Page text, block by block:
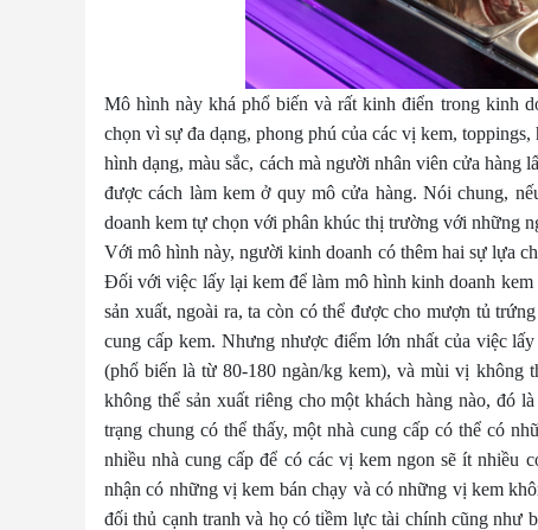
Mô hình này khá phổ biến và rất kinh điển trong kinh
chọn vì sự đa dạng, phong phú của các vị kem,
hình dạng, màu sắc, cách mà người nhân viên cửa
được cách làm kem ở quy mô cửa hàng. Nói chung,
doanh kem tự chọn với phân khúc thị trường với những
Với mô hình này, người kinh doanh có thêm hai sự lựa
Đối với việc lấy lại kem để làm mô hình kinh doanh
sản xuất, ngoài ra, ta còn có thể được cho mượn tủ
cung cấp kem. Nhưng nhược điểm lớn nhất của việc
(phổ biến là từ 80-180 ngàn/kg kem), và mùi vị không
không thể sản xuất riêng cho một khách hàng nào, đó
trạng chung có thể thấy, một nhà cung cấp có thể có
nhiều nhà cung cấp để có các vị kem ngon sẽ ít nhiều
nhận có những vị kem bán chạy và có những vị kem
đối thủ cạnh tranh và họ có tiềm lực tài chính cũng như